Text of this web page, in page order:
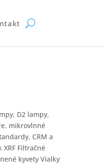
D2 lampy,
mikrovlnné
CRM a
Filtračné
kyvety Vialky